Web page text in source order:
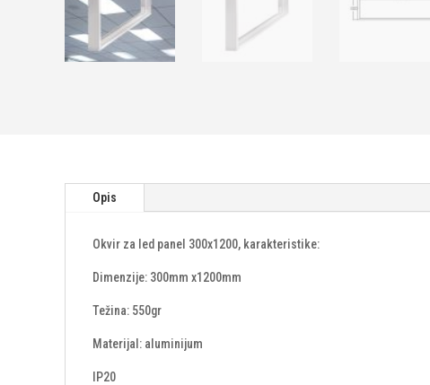
Opis
Okvir za led panel 300x1200, karakteristike:
Dimenzije: 300mm x1200mm
Težina: 550gr
Materijal: aluminijum
IP20